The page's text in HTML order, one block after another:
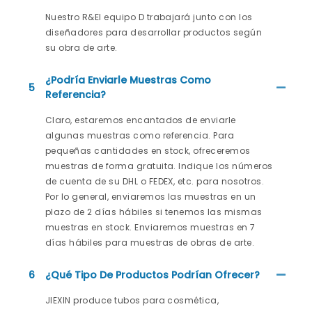
Nuestro R&El equipo D trabajará junto con los
diseñadores para desarrollar productos según
su obra de arte.
5
¿Podría Enviarle Muestras Como
Referencia?
Claro, estaremos encantados de enviarle
algunas muestras como referencia. Para
pequeñas cantidades en stock, ofreceremos
muestras de forma gratuita. Indique los números
de cuenta de su DHL o FEDEX, etc. para nosotros.
Por lo general, enviaremos las muestras en un
plazo de 2 días hábiles si tenemos las mismas
muestras en stock. Enviaremos muestras en 7
días hábiles para muestras de obras de arte.
6 ¿Qué Tipo De Productos Podrían Ofrecer?
JIEXIN produce tubos para cosmética,